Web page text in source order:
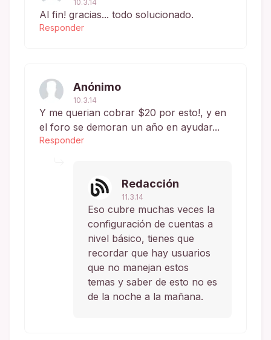
10.3.14
Al fin! gracias... todo solucionado.
Responder
Anónimo
10.3.14
Y me querian cobrar $20 por esto!, y en
el foro se demoran un año en ayudar...
Responder
Redacción
11.3.14
Eso cubre muchas veces la
configuración de cuentas a
nivel básico, tienes que
recordar que hay usuarios
que no manejan estos
temas y saber de esto no es
de la noche a la mañana.